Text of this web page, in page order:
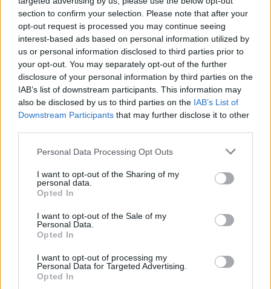
section to confirm your selection. Please note that after your
opt-out request is processed you may continue seeing
interest-based ads based on personal information utilized by
us or personal information disclosed to third parties prior to
your opt-out. You may separately opt-out of the further
disclosure of your personal information by third parties on the
IAB’s list of downstream participants. This information may
also be disclosed by us to third parties on the IAB’s List of
Downstream Participants that may further disclose it to other
Personal Data Processing Opt Outs
I want to opt-out of the Sharing of my
personal data.
Opted In
I want to opt-out of the Sale of my
Personal Data.
Opted In
I want to opt-out of processing my
Personal Data for Targeted Advertising.
Opted In